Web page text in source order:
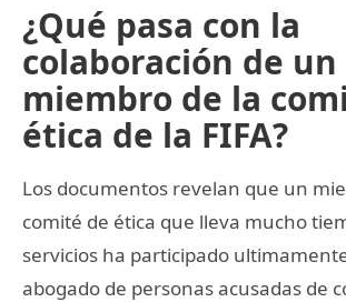
¿Qué pasa con la
colaboración de un
miembro de la
ética de la FIFA?
Los documentos revelan que un
comité de ética que lleva mucho
servicios ha participado
abogado de personas acusadas de